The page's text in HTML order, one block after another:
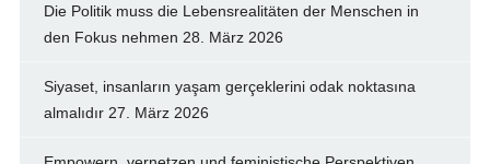
Die Politik muss die Lebensrealitäten der Menschen in
den Fokus nehmen 28. März 2026
Siyaset, insanların yaşam gerçeklerini odak noktasına
almalıdır 27. März 2026